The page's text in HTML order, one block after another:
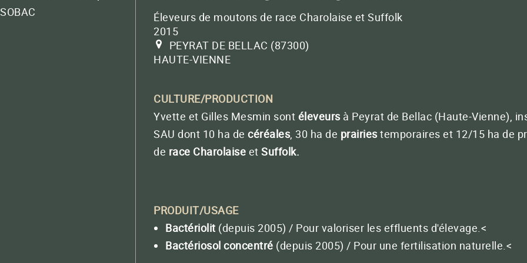
BACTÉRIOSOL BOOSTER BACTÉRIOLIT® 4
Optimisez la valeur de votre matière
QUATERNA® LIQUIDE
La puissance des TMM en version liquide ultra concentrée
Contactez-nous 33 (0)5 65 46 63 30
PROCHAINS RENDEZ-VOUS
Éleveurs de moutons de race Charolaise et Suffolk
2015
PEYRAT DE BELLAC 87300
HAUTE-VIENNE
CULTURE/PRODUCTION
Yvette et Gilles Mesmin sont éleveurs à Peyrat de Bellac (Haute-Vienne),
SAU dont 10 ha de céréales, 30 ha de prairies temporaires et 12/15 ha de
de race Charolaise et Suffolk.
PRODUIT/USAGE
Bactériolit (depuis 2005) / Pour valoriser les effluents d'élevage.<
Bactériosol concentré (depuis 2005) / Pour une fertilisation naturelle.<